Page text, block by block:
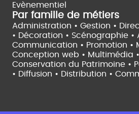
Evènementiel
Par famille de métiers
Administration • Gestion •
• Décoration • Scénographie •
Communication • Promotion •
Conception web • Multimédia
Conservation du Patrimoine •
• Diffusion • Distribution •